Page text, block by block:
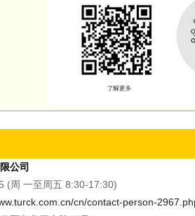
公司
周 一至周五 8:30-17:30)
cn/contact-person-